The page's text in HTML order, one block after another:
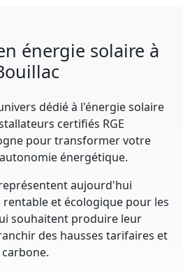
énergie solaire à
dédié à l'énergie solaire
certifiés RGE
pour transformer votre
énergétique.
aujourd'hui
et écologique pour les
souhaitent produire leur
des hausses tarifaires et